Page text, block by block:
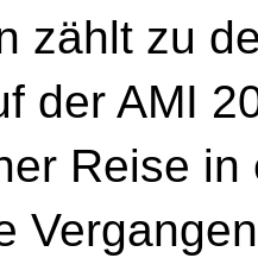
zählt zu
der AMI
Reise